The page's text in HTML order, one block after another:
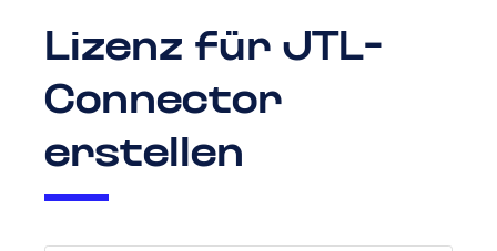
Lizenz für JTL-
Connector
erstellen